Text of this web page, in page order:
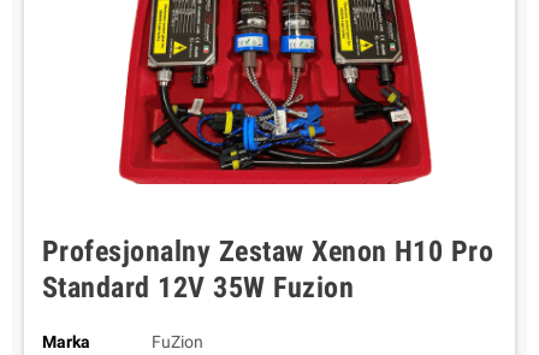
Profesjonalny Zestaw Xenon H10 Pro
Standard 12V 35W Fuzion
Marka
FuZion